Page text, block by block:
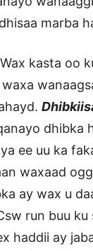
marba
kasta oo
dhibka
ee uu ka
waxaad
ay wax u
run buu
haddii ay